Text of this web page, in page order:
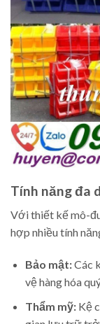
Tính năng đa
Với thiết kế mô-
hợp nhiều tính
Bảo mật:Các
vệ hàng hóa
Thẩm mỹ:Kệ